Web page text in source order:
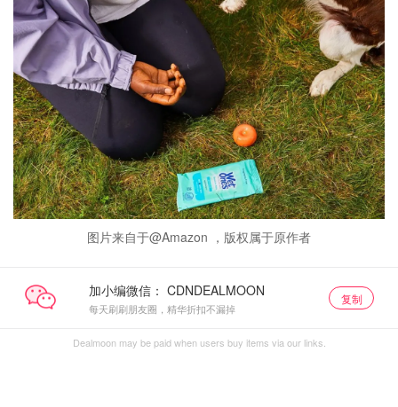
图片来自于@Amazon ，版权属于原作者
加小编微信：
每天刷刷朋友圈，精华折扣不漏掉
复制
Dealmoon may be paid when users buy items via our links.